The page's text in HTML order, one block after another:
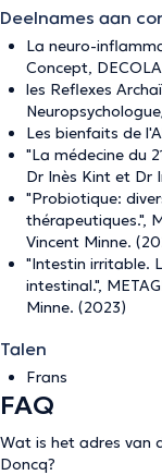
Deelnames aan
La neuro-
Concept,
les Reflexes
Les bienfaits de
"La médecine du
Dr Inès Kint et Dr
"Probiotique:
thérapeutiques.",
Vincent Minne.
"Intestin irritable.
intestinal.",
Minne. (2023)
Talen
Frans
FAQ
Wat is het adres van
Doncq?